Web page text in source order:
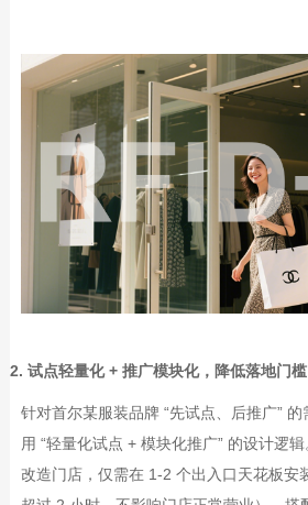
2. 试点轻量化 + 推广模块化，降低落地门槛
针对首尔某服装品牌 “先试点、后推广” 的
用 “轻量化试点 + 模块化推广” 的设计逻
改造门店，仅需在 1-2 个出入口天花板安